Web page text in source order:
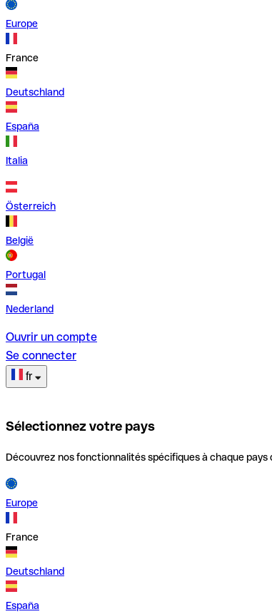
Europe
France
Deutschland
España
Italia
Österreich
België
Portugal
Nederland
Ouvrir un compte
Se connecter
fr
Sélectionnez votre pays
Découvrez nos fonctionnalités spécifiques à chaque pays
Europe
France
Deutschland
España